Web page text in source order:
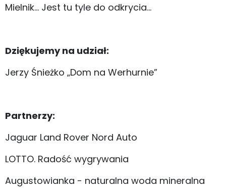
Mielnik… Jest tu tyle do odkrycia…
Dziękujemy na udział:
Jerzy Śnieżko „Dom na Werhurnie”
Partnerzy:
Jaguar Land Rover Nord Auto
LOTTO. Radość wygrywania
Augustowianka - naturalna woda mineralna